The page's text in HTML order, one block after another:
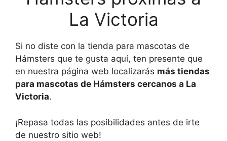
La Victoria
Si no diste con la tienda para mascotas de
Hámsters que te gusta aquí, ten presente que
en nuestra página web localizarás más tiendas
para mascotas de Hámsters cercanos a La
Victoria.
¡Repasa todas las posibilidades antes de irte
de nuestro sitio web!